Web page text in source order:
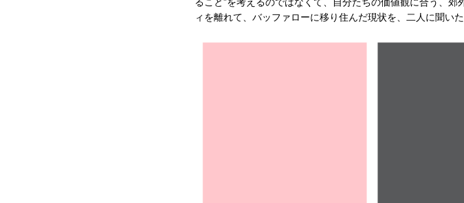
ること”を考えるのではなくて、自分たちの価値観に合う、
ィを離れて、バッファローに移り住んだ現状を、二人に聞いた